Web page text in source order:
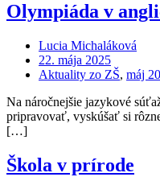
Olympiáda v
Lucia Michaláková
22. mája 2025
Aktuality zo ZŠ, máj
Na náročnejšie jazykové
pripravovať, vyskúšať si
[…]
Škola v prírode